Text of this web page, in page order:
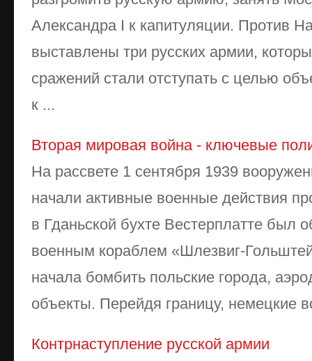
Александра I к капитуляции. Против
выставлены три русских армии,
сражений стали отступать с целью
к ...
Вторая мировая война - ключевые
На рассвете 1 сентября 1939
начали активные военные действия
в Гданьской бухте Вестерплатте был
военным кораблем «Шлезвиг-
начала бомбить польские города,
объекты. Перейдя границу, немецкие
Контрнаступление русской армии